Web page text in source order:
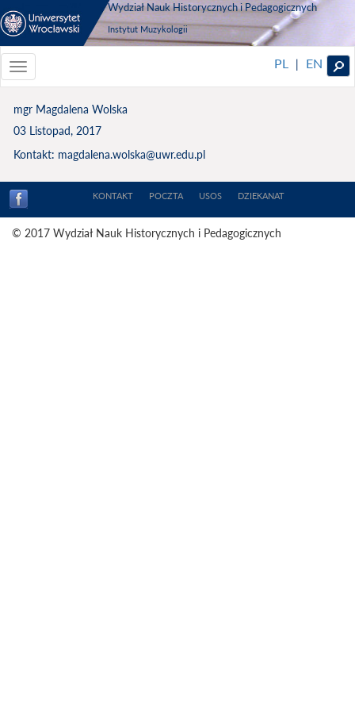
Wydział Nauk Historycznych i Pedagogicznych
Instytut Muzykologii
Toggle
navigationToggle
PL | EN
mgr Magdalena Wolska
03 Listopad, 2017
Kontakt: magdalena.wolska@uwr.edu.pl
KONTAKT POCZTA USOS DZIEKANAT
© 2017 Wydział Nauk Historycznych i Pedagogicznych